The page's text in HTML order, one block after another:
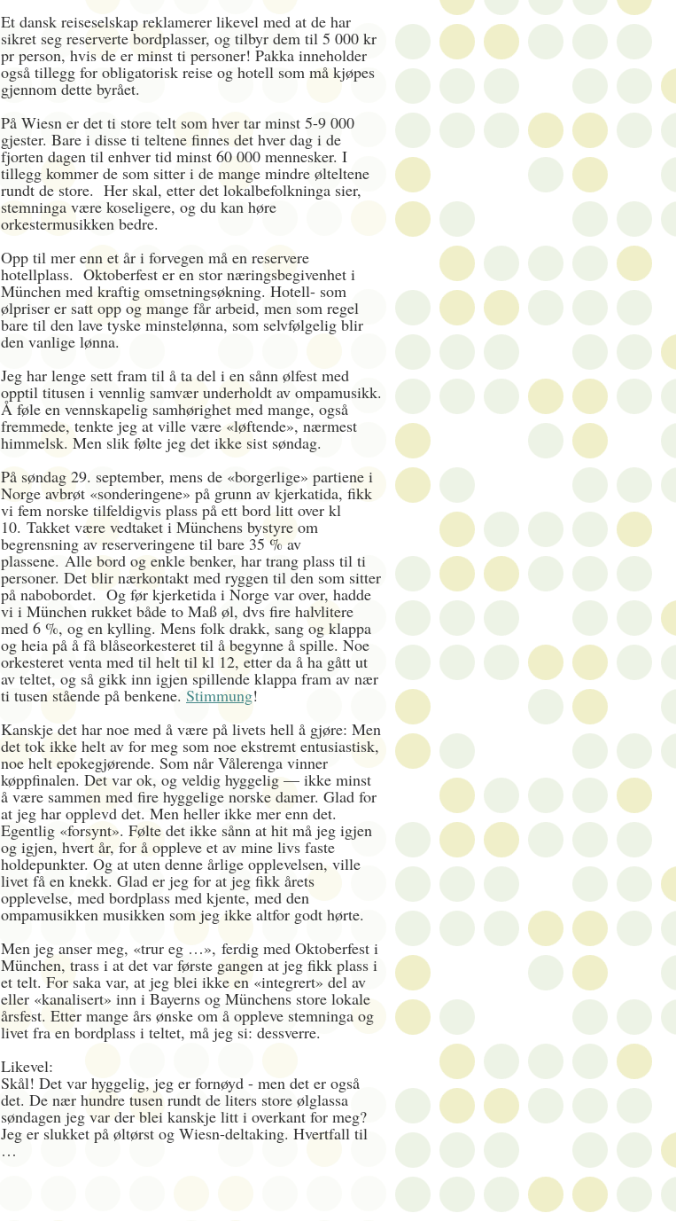
Et dansk reiseselskap reklamerer likevel med at de har
sikret seg reserverte bordplasser, og tilbyr dem til 5 000 kr
pr person, hvis de er minst ti personer! Pakka inneholder
også tillegg for obligatorisk reise og hotell som må kjøpes
gjennom dette byrået.
På Wiesn er det ti store telt som hver tar minst 5-9 000
gjester. Bare i disse ti teltene finnes det hver dag i de
fjorten dagen til enhver tid minst 60 000 mennesker. I
tillegg kommer de som sitter i de mange mindre ølteltene
rundt de store. Her skal, etter det lokalbefolkninga sier,
stemninga være koseligere, og du kan høre
orkestermusikken bedre.
Opp til mer enn et år i forvegen må en reservere
hotellplass. Oktoberfest er en stor næringsbegivenhet i
München med kraftig omsetningsøkning. Hotell- som
ølpriser er satt opp og mange får arbeid, men som regel
bare til den lave tyske minstelønna, som selvfølgelig blir
den vanlige lønna.
Jeg har lenge sett fram til å ta del i en sånn ølfest med
opptil titusen i vennlig samvær underholdt av ompamusikk.
Å føle en vennskapelig samhørighet med mange, også
fremmede, tenkte jeg at ville være «løftende», nærmest
himmelsk. Men slik følte jeg det ikke sist søndag.
På søndag 29. september, mens de «borgerlige» partiene i
Norge avbrøt «sonderingene» på grunn av kjerkatida, fikk
vi fem norske tilfeldigvis plass på ett bord litt over kl
10. Takket være vedtaket i Münchens bystyre om
begrensning av reserveringene til bare 35 % av
plassene. Alle bord og enkle benker, har trang plass til ti
personer. Det blir nærkontakt med ryggen til den som sitter
på nabobordet. Og før kjerketida i Norge var over, hadde
vi i München rukket både to Maß øl, dvs fire halvlitere
med 6 %, og en kylling. Mens folk drakk, sang og klappa
og heia på å få blåseorkesteret til å begynne å spille. Noe
orkesteret venta med til helt til kl 12, etter da å ha gått ut
av teltet, og så gikk inn igjen spillende klappa fram av nær
ti tusen stående på benkene. Stimmung!
Kanskje det har noe med å være på livets hell å gjøre: Men
det tok ikke helt av for meg som noe ekstremt entusiastisk,
noe helt epokegjørende. Som når Vålerenga vinner
køppfinalen. Det var ok, og veldig hyggelig — ikke minst
å være sammen med fire hyggelige norske damer. Glad for
at jeg har opplevd det. Men heller ikke mer enn det.
Egentlig «forsynt». Følte det ikke sånn at hit må jeg igjen
og igjen, hvert år, for å oppleve et av mine livs faste
holdepunkter. Og at uten denne årlige opplevelsen, ville
livet få en knekk. Glad er jeg for at jeg fikk årets
opplevelse, med bordplass med kjente, med den
ompamusikken musikken som jeg ikke altfor godt hørte.
Men jeg anser meg, «trur eg …», ferdig med Oktoberfest i
München, trass i at det var første gangen at jeg fikk plass i
et telt. For saka var, at jeg blei ikke en «integrert» del av
eller «kanalisert» inn i Bayerns og Münchens store lokale
årsfest. Etter mange års ønske om å oppleve stemninga og
livet fra en bordplass i teltet, må jeg si: dessverre.
Likevel:
Skål! Det var hyggelig, jeg er fornøyd - men det er også
det. De nær hundre tusen rundt de liters store ølglassa
søndagen jeg var der blei kanskje litt i overkant for meg?
Jeg er slukket på øltørst og Wiesn-deltaking. Hvertfall til
…